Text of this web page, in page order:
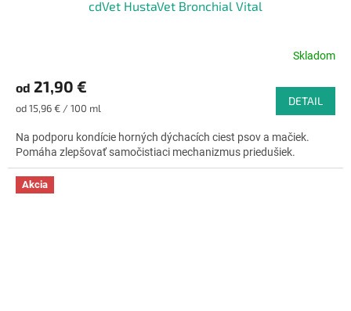
cdVet HustaVet Bronchial Vital
produktu
4,6
z
5
Skladom
od 21,90 €
Jednotková
od 15,96 € / 100 ml
DETAIL
Na podporu kondície horných dýchacích ciest psov a mačiek.
Pomáha zlepšovať samočistiaci mechanizmus priedušiek.
Akcia